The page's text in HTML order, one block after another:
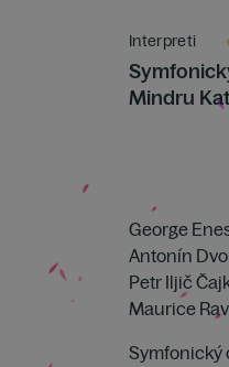
Interpreti
Mindru
George
Antonín
Petr Iljič
Maurice
Symfonický